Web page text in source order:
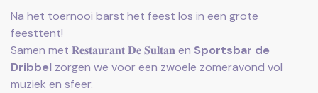
Na het toernooi barst het feest los in een grote
feesttent!
Samen met 𝐑𝐞𝐬𝐭𝐚𝐮𝐫𝐚𝐧𝐭 𝐃𝐞 𝐒𝐮𝐥𝐭𝐚𝐧 en Sportsbar de
Dribbel zorgen we voor een zwoele zomeravond vol
muziek en sfeer.